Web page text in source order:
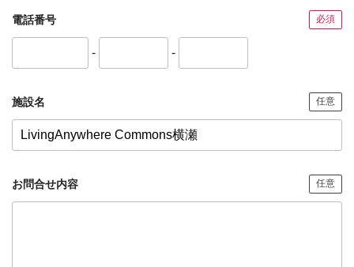
電話番号 必須
- -
施設名 任意
お問合せ内容 任意